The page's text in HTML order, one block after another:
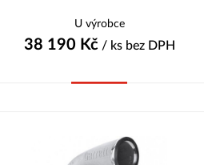
U výrobce
38 190 Kč/ ks bez DPH